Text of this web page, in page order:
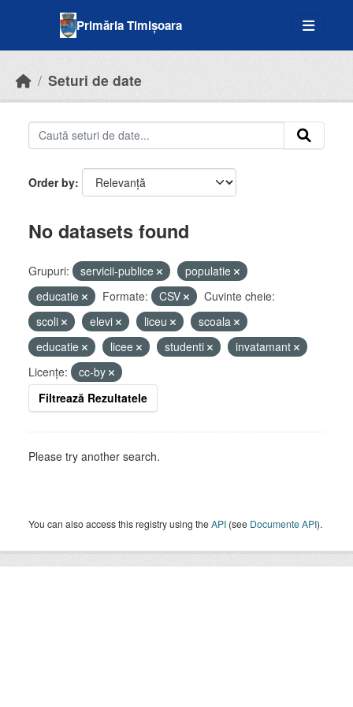
Primăria Timișoara
Seturi de date
Order by
No datasets found
Grupuri: servicii-publice
populatie
educatie
Formate: CSV
Cuvinte cheie:
scoli
elevi liceu
scoala
educatie
licee studenti
invatamant
Licenţe:
cc-by
Filtrează Rezultatele
Please try another search.
You can also access this registry using theAPI (see Documente API).